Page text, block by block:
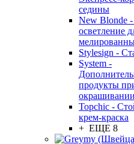
седины
New Blonde
осветление
Stylesign -
System -
продукты
окрашивании
Topchic -
крем-краска
+ ЕЩЕ 8